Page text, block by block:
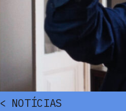
< NOTÍCIAS